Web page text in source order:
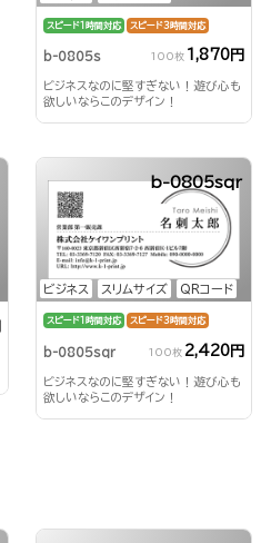
スピード1時間対応 スピード3時間対応
b-0805s 100枚 1,870円
ビジネスなのに堅すぎない！遊び心も
欲しいならこのデザイン！
ビジネス スリムサイズ QRコード
b-0805sqr
スピード1時間対応 スピード3時間対応
b-0805sqr 100枚 2,420円
ビジネスなのに堅すぎない！遊び心も
欲しいならこのデザイン！